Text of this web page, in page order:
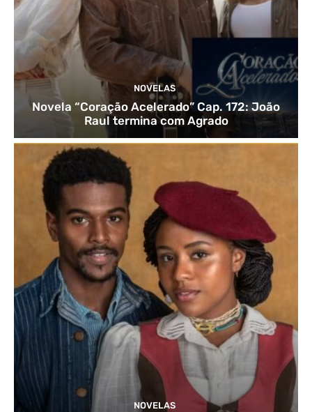
NOVELAS
Novela “Coração Acelerado” Cap. 172: João
Raul termina com Agrado
NOVELAS